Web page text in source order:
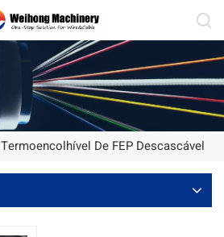
Termoencolhível De FEP Descascável